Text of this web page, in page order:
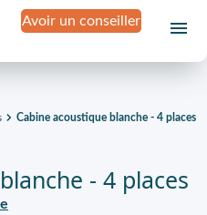
Avoir un conseiller
Cabine acoustique blanche - 4 places
- 4 places